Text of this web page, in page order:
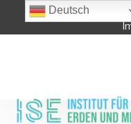
Northcliff-
Erwerb der
Deutsch